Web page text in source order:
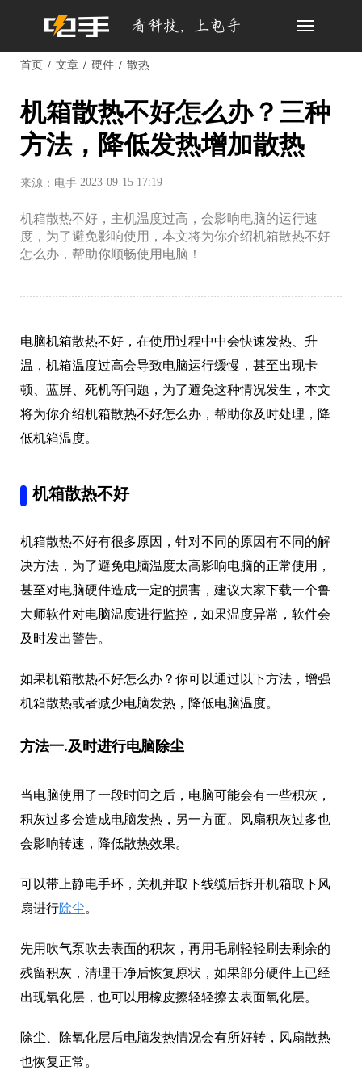
Toggle
首页 文章 硬件 散热
机箱散热不好怎么办？三种
方法，降低发热增加散热
来源：电手 2023-09-15 17:19
机箱散热不好，主机温度过高，会影响电脑的运行速
度，为了避免影响使用，本文将为你介绍机箱散热不好
怎么办，帮助你顺畅使用电脑！
电脑机箱散热不好，在使用过程中中会快速发热、升
温，机箱温度过高会导致电脑运行缓慢，甚至出现卡
顿、蓝屏、死机等问题，为了避免这种情况发生，本文
将为你介绍机箱散热不好怎么办，帮助你及时处理，降
低机箱温度。
机箱散热不好
机箱散热不好有很多原因，针对不同的原因有不同的解
决方法，为了避免电脑温度太高影响电脑的正常使用，
甚至对电脑硬件造成一定的损害，建议大家下载一个鲁
大师软件对电脑温度进行监控，如果温度异常，软件会
及时发出警告。
如果机箱散热不好怎么办？你可以通过以下方法，增强
机箱散热或者减少电脑发热，降低电脑温度。
方法一.及时进行电脑除尘
当电脑使用了一段时间之后，电脑可能会有一些积灰，
积灰过多会造成电脑发热，另一方面。风扇积灰过多也
会影响转速，降低散热效果。
可以带上静电手环，关机并取下线缆后拆开机箱取下风
扇进行除尘。
先用吹气泵吹去表面的积灰，再用毛刷轻轻刷去剩余的
残留积灰，清理干净后恢复原状，如果部分硬件上已经
出现氧化层，也可以用橡皮擦轻轻擦去表面氧化层。
除尘、除氧化层后电脑发热情况会有所好转，风扇散热
也恢复正常。